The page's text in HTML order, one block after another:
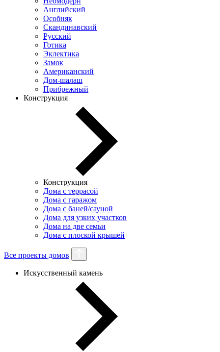
Английский
Особняк
Скандинавский
Русский
Готика
Эклектика
Замок
Американский
Дом-шалаш
Прибрежный
Конструкция
Конструкция
Дома с террасой
Дома с гаражом
Дома с баней/сауной
Дома для узких участков
Дома на две семьи
Дома с плоской крышей
Все проекты домов
Искусственный камень